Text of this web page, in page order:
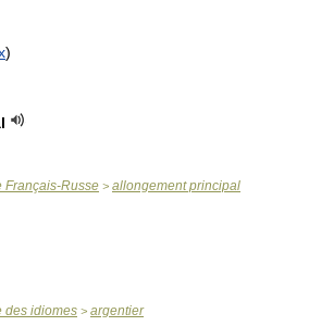
)
Français-Russe > allongement principal
des idiomes > argentier